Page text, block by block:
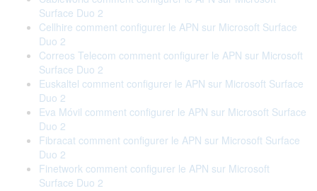
Surface Duo 2
Cellhire comment configurer le APN sur Microsoft Surface
Duo 2
Correos Telecom comment configurer le APN sur Microsoft
Surface Duo 2
Euskaltel comment configurer le APN sur Microsoft Surface
Duo 2
Eva Móvil comment configurer le APN sur Microsoft Surface
Duo 2
Fibracat comment configurer le APN sur Microsoft Surface
Duo 2
Finetwork comment configurer le APN sur Microsoft
Surface Duo 2